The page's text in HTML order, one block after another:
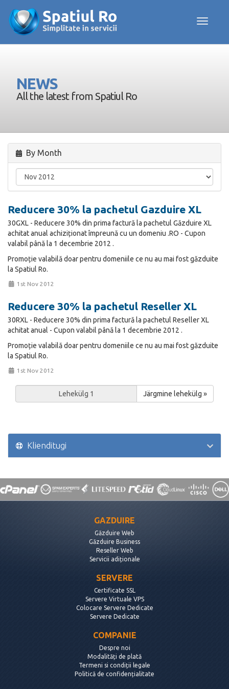
Toggle
NEWS
All the latest from Spatiul Ro
By Month
Reducere 30% la pachetul Gazduire XL
30GXL - Reducere 30% din prima factură la pachetul Găzduire XL
achitat anual achiziționat împreună cu un domeniu .RO - Cupon
valabil până la 1 decembrie 2012 .
Promoție valabilă doar pentru domeniile ce nu au mai fost găzduite
la Spatiul Ro.
1st Nov 2012
Reducere 30% la pachetul Reseller XL
30RXL - Reducere 30% din prima factură la pachetul Reseller XL
achitat anual - Cupon valabil până la 1 decembrie 2012 .
Promoție valabilă doar pentru domeniile ce nu au mai fost găzduite
la Spatiul Ro.
1st Nov 2012
Järgmine lehekülg »
Klienditugi
GAZDUIRE
Găzduire Web
Găzduire Business
Reseller Web
Servicii adiționale
SERVERE
Certificate SSL
Servere Virtuale VPS
Colocare Servere Dedicate
Servere Dedicate
COMPANIE
Despre noi
Modalități de plată
Termeni si condiții legale
Politică de confidențialitate